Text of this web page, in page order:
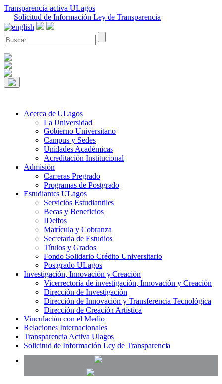
Transparencia activa ULagos
Solicitud de Información Ley de Transparencia
Acerca de ULagos
La Universidad
Gobierno Universitario
Campus y Sedes
Unidades Académicas
Acreditación Institucional
Admisión
Carreras Pregrado
Programas de Postgrado
Estudiantes ULagos
Servicios Estudiantiles
Becas y Beneficios
IDelfos
Matrícula y Cobranza
Secretaria de Estudios
Títulos y Grados
Fondo Solidario Crédito Universitario
Postgrado ULagos
Investigación, Innovación y Creación
Vicerrectoría de investigación, Innovación y Creación
Dirección de Investigación
Dirección de Innovación y Transferencia Tecnológica
Dirección de Creación Artística
Vinculación con el Medio
Relaciones Internacionales
Transparencia Activa Ulagos
Solicitud de Información Ley de Transparencia